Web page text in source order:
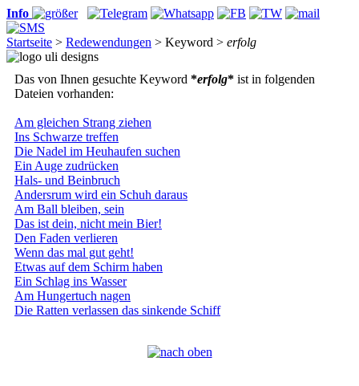
Info
Startseite > Redewendungen > Keyword > erfolg
Das von Ihnen gesuchte Keyword *erfolg* ist in folgenden
Dateien vorhanden:
Am gleichen Strang ziehen
Ins Schwarze treffen
Die Nadel im Heuhaufen suchen
Ein Auge zudrücken
Hals- und Beinbruch
Andersrum wird ein Schuh daraus
Am Ball bleiben, sein
Das ist dein, nicht mein Bier!
Den Faden verlieren
Wenn das mal gut geht!
Etwas auf dem Schirm haben
Ein Schlag ins Wasser
Am Hungertuch nagen
Die Ratten verlassen das sinkende Schiff